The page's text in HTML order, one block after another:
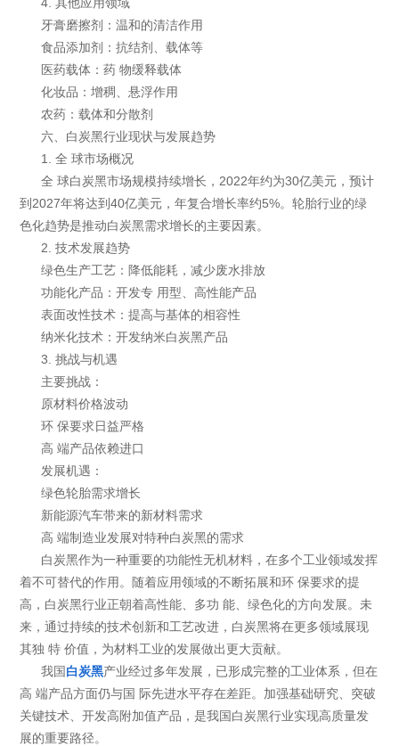
牙膏磨擦剂：温和的清洁作用
食品添加剂：抗结剂、载体等
医药载体：药 物缓释载体
化妆品：增稠、悬浮作用
农药：载体和分散剂
六、白炭黑行业现状与发展趋势
1. 全 球市场概况
全 球白炭黑市场规模持续增长，2022年约为30亿美元，预计
到2027年将达到40亿美元，年复合增长率约5%。轮胎行业的绿
色化趋势是推动白炭黑需求增长的主要因素。
2. 技术发展趋势
绿色生产工艺：降低能耗，减少废水排放
功能化产品：开发专 用型、高性能产品
表面改性技术：提高与基体的相容性
纳米化技术：开发纳米白炭黑产品
3. 挑战与机遇
主要挑战：
原材料价格波动
环 保要求日益严格
高 端产品依赖进口
发展机遇：
绿色轮胎需求增长
新能源汽车带来的新材料需求
高 端制造业发展对特种白炭黑的需求
白炭黑作为一种重要的功能性无机材料，在多个工业领域发挥
着不可替代的作用。随着应用领域的不断拓展和环 保要求的提
高，白炭黑行业正朝着高性能、多功 能、绿色化的方向发展。未
来，通过持续的技术创新和工艺改进，白炭黑将在更多领域展现
其独 特 价值，为材料工业的发展做出更大贡献。
我国白炭黑产业经过多年发展，已形成完整的工业体系，但在
高 端产品方面仍与国 际先进水平存在差距。加强基础研究、突破
关键技术、开发高附加值产品，是我国白炭黑行业实现高质量发
展的重要路径。